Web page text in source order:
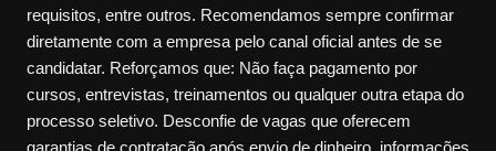
requisitos, entre outros. Recomendamos sempre confirmar
diretamente com a empresa pelo canal oficial antes de se
candidatar. Reforçamos que: Não faça pagamento por
cursos, entrevistas, treinamentos ou qualquer outra etapa do
processo seletivo. Desconfie de vagas que oferecem